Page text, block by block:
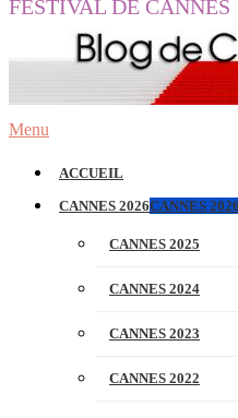
FESTIVAL DE CANNES
Menu
ACCUEIL
CANNES 2026CANNES 2026
CANNES 2025
CANNES 2024
CANNES 2023
CANNES 2022